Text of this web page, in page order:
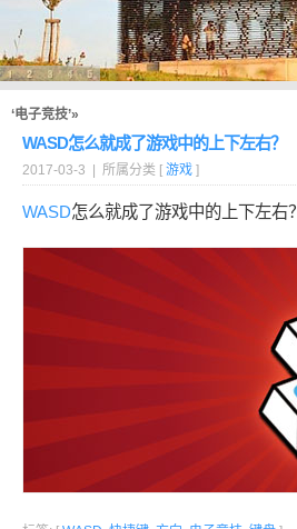
‘电子竞技’»
WASD怎么就成了游戏中的上下左右？
2017-03-3 | 所属分类 [ 游戏 ]
WASD怎么就成了游戏中的上下左右？